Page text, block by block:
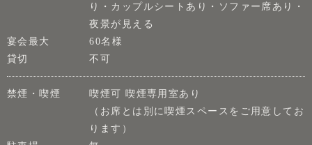
り・カップルシートあり・ソファー席あり・
夜景が見える
宴会最大
60名様
貸切
不可
禁煙・喫煙
喫煙可 喫煙専用室あり
（お席とは別に喫煙スペースをご用意してお
ります）